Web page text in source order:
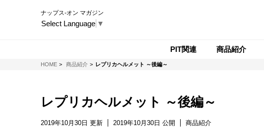
ナップス-オン マガジン
Select Language ▼
PIT関連 商品紹介
HOMENAPS-ON マガジン
商品紹介 レプリカヘルメット ～後編～
レプリカヘルメット ～後編～
2019年10月30日 更新 2019年10月30日 公開 商品紹介